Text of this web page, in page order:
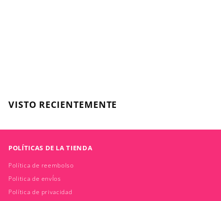
9
VISTO RECIENTEMENTE
POLÍTICAS DE LA TIENDA
Política de reembolso
Politica de envÍos
Política de privacidad